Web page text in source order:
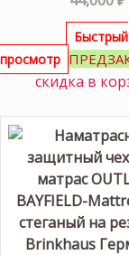
Быстрый
просмотр
скидка в